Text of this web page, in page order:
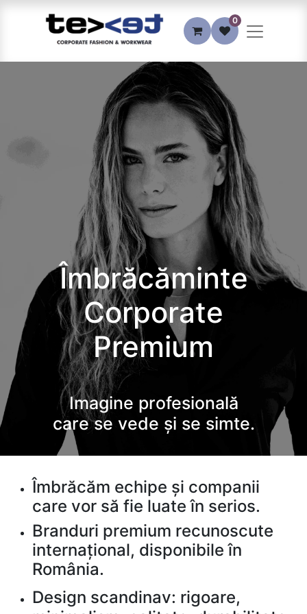
0
Îmbrăcăminte
Corporate
Premium
Imagine profesională
care se vede și se simte.
Îmbrăcăm echipe și companii
care vor să fie luate în serios.
Branduri premium recunoscute
internațional, disponibile în
România.
Design scandinav: rigoare,